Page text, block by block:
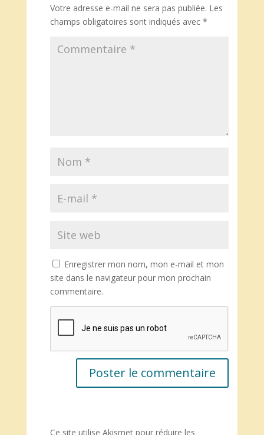
Votre adresse e-mail ne sera pas publiée. Les
champs obligatoires sont indiqués avec *
Enregistrer mon nom, mon e-mail et mon
site dans le navigateur pour mon prochain
commentaire.
Ce site utilise Akismet pour réduire les